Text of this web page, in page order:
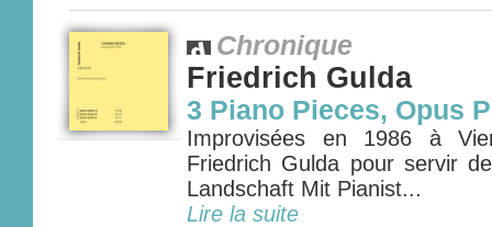
Chronique
Friedrich Gulda
3 Piano Pieces, Opus
Improvisées en 1986 à
Friedrich Gulda pour servir
Landschaft Mit Pianist...
Lire la suite